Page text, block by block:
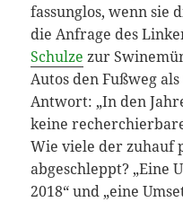
fassunglos, wenn sie
die Anfrage des
Schulze zur
Autos den Fußweg
Antwort: „In den
keine
Wie viele der zuhauf
abgeschleppt? „Eine
2018“ und „eine